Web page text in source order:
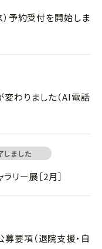
予約受付を開始しま
変わりました（AI電話
しました
リー展［2月］
要項（退院支援・自